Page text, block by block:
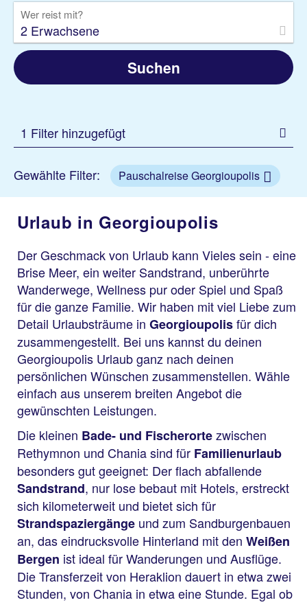
Wer reist mit?
2 Erwachsene
Suchen
1 Filter hinzugefügt
Gewählte Filter: Pauschalreise Georgioupolis
Urlaub in Georgioupolis
Der Geschmack von Urlaub kann Vieles sein - eine
Brise Meer, ein weiter Sandstrand, unberührte
Wanderwege, Wellness pur oder Spiel und Spaß
für die ganze Familie. Wir haben mit viel Liebe zum
Detail Urlaubsträume in Georgioupolisfür dich
zusammengestellt. Bei uns kannst du deinen
Georgioupolis Urlaub ganz nach deinen
persönlichen Wünschen zusammenstellen. Wähle
einfach aus unserem breiten Angebot die
gewünschten Leistungen.
Die kleinen Bade- und Fischerortezwischen
Rethymnon und Chania sind für Familienurlaub
besonders gut geeignet: Der flach abfallende
Sandstrand, nur lose bebaut mit Hotels, erstreckt
sich kilometerweit und bietet sich für
Strandspaziergänge und zum Sandburgenbauen
an, das eindrucksvolle Hinterland mit den Weißen
Bergen ist ideal für Wanderungen und Ausflüge.
Die Transferzeit von Heraklion dauert in etwa zwei
Stunden, von Chania in etwa eine Stunde. Egal ob